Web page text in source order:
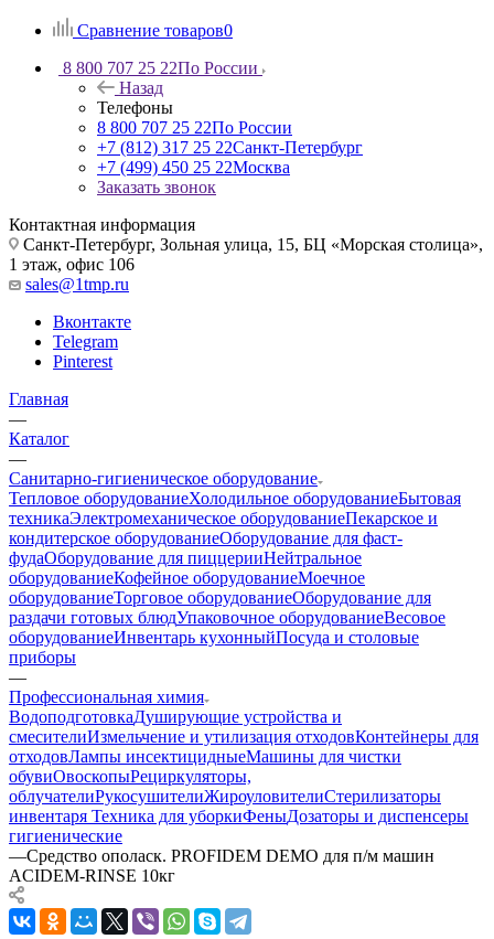
Сравнение товаров0
8 800 707 25 22По России
Назад
Телефоны
8 800 707 25 22По России
+7 (812) 317 25 22Санкт-Петербург
+7 (499) 450 25 22Москва
Заказать звонок
Контактная информация
Санкт-Петербург, Зольная улица, 15, БЦ «Морская столица»,
1 этаж, офис 106
sales@1tmp.ru
Вконтакте
Telegram
Pinterest
Главная
—
Каталог
—
Санитарно-гигиеническое оборудование
Тепловое оборудованиеХолодильное оборудованиеБытовая
техникаЭлектромеханическое оборудованиеПекарское и
кондитерское оборудованиеОборудование для фаст-
фудаОборудование для пиццерииНейтральное
оборудованиеКофейное оборудованиеМоечное
оборудованиеТорговое оборудованиеОборудование для
раздачи готовых блюдУпаковочное оборудованиеВесовое
оборудованиеИнвентарь кухонныйПосуда и столовые
приборы
—
Профессиональная химия
ВодоподготовкаДуширующие устройства и
смесителиИзмельчение и утилизация отходовКонтейнеры для
отходовЛампы инсектицидныеМашины для чистки
обувиОвоскопыРециркуляторы,
облучателиРукосушителиЖироуловителиСтерилизаторы
инвентаря Техника для уборкиФеныДозаторы и диспенсеры
гигиенические
—Средство ополаск. PROFIDEM DEMO для п/м машин
ACIDEM-RINSE 10кг